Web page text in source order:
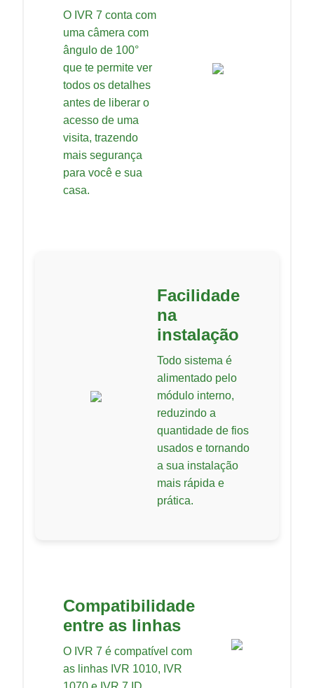
O IVR 7 conta com
uma câmera com
ângulo de 100°
que te permite ver
todos os detalhes
antes de liberar o
acesso de uma
visita, trazendo
mais segurança
para você e sua
casa.
Facilidade
na
instalação
Todo sistema é
alimentado pelo
módulo interno,
reduzindo a
quantidade de fios
usados e tornando
a sua instalação
mais rápida e
prática.
Compatibilidade
entre as linhas
O IVR 7 é compatível com
as linhas IVR 1010, IVR